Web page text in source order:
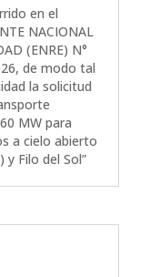
en el
NACIONAL
(ENRE) N°
de modo tal
la solicitud
MW para
a cielo abierto
y Filo del Sol”